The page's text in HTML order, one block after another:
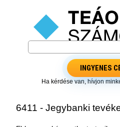
INGYENES
Ha kérdése van, hívjon
6411 - Jegybanki